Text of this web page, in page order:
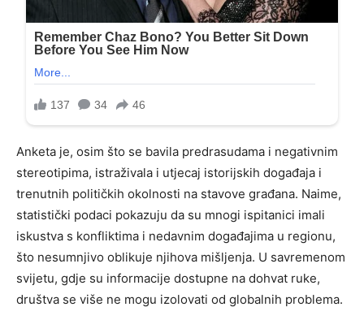
Anketa je, osim što se bavila predrasudama i negativnim
stereotipima, istraživala i utjecaj istorijskih događaja i
trenutnih političkih okolnosti na stavove građana. Naime,
statistički podaci pokazuju da su mnogi ispitanici imali
iskustva s konfliktima i nedavnim događajima u regionu,
što nesumnjivo oblikuje njihova mišljenja. U savremenom
svijetu, gdje su informacije dostupne na dohvat ruke,
društva se više ne mogu izolovati od globalnih problema.